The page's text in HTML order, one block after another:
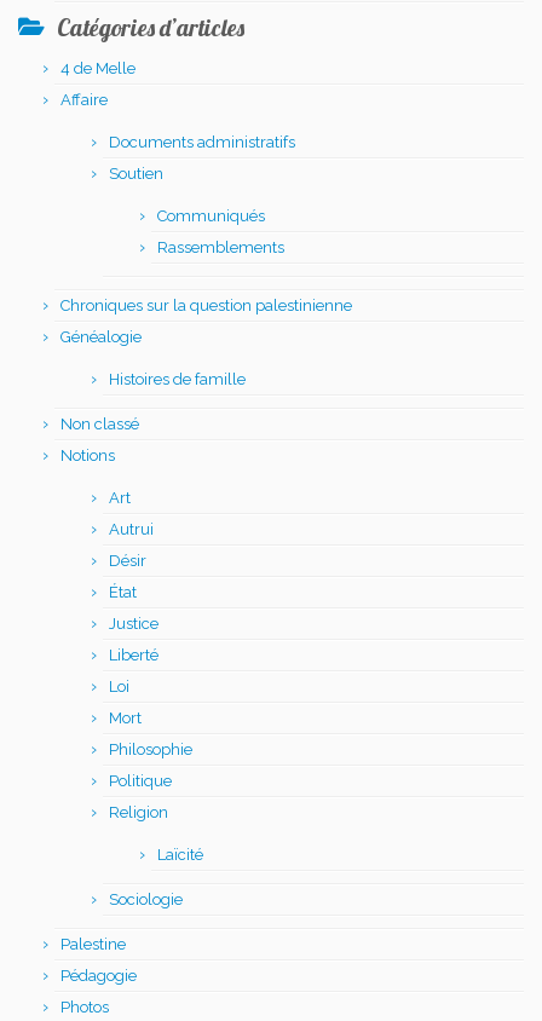
Catégories d’articles
4 de Melle
Affaire
Documents administratifs
Soutien
Communiqués
Rassemblements
Chroniques sur la question palestinienne
Généalogie
Histoires de famille
Non classé
Notions
Art
Autrui
Désir
État
Justice
Liberté
Loi
Mort
Philosophie
Politique
Religion
Laïcité
Sociologie
Palestine
Pédagogie
Photos